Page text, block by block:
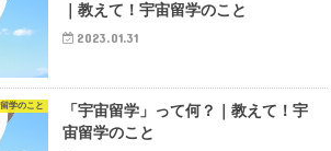
｜教えて！宇宙留学のこと
2023.01.31
学のこと
「宇宙留学」って何？｜教えて！宇
宙留学のこと